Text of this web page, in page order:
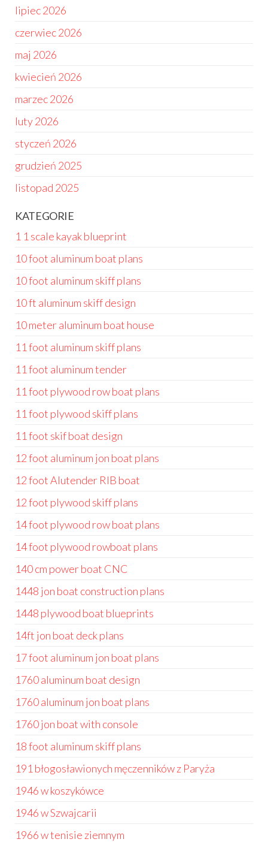
lipiec 2026
czerwiec 2026
maj 2026
kwiecień 2026
marzec 2026
luty 2026
styczeń 2026
grudzień 2025
listopad 2025
KATEGORIE
1 1 scale kayak blueprint
10 foot aluminum boat plans
10 foot aluminum skiff plans
10 ft aluminum skiff design
10 meter aluminum boat house
11 foot aluminum skiff plans
11 foot aluminum tender
11 foot plywood row boat plans
11 foot plywood skiff plans
11 foot skif boat design
12 foot aluminum jon boat plans
12 foot Alutender RIB boat
12 foot plywood skiff plans
14 foot plywood row boat plans
14 foot plywood rowboat plans
140 cm power boat CNC
1448 jon boat construction plans
1448 plywood boat blueprints
14ft jon boat deck plans
17 foot aluminum jon boat plans
1760 aluminum boat design
1760 aluminum jon boat plans
1760 jon boat with console
18 foot aluminum skiff plans
191 błogosławionych męczenników z Paryża
1946 w koszykówce
1946 w Szwajcarii
1966 w tenisie ziemnym